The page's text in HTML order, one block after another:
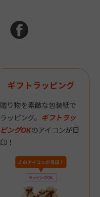
ギフトラッピング
贈り物を素敵な包装紙で
ラッピング。 ギフトラッ
ピングOKのアイコンが目
印！